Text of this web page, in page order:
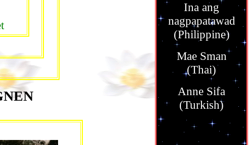
Ina ang
nagpapatawad
(Philippine)
Mae Sman
(Thai)
Anne Sifa
(Turkish)